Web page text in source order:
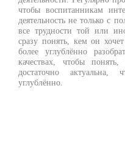
чтобы воспитанникам
деятельность не только с
все трудности той или
сразу понять, кем он
более углублённо
качествах, чтобы
достаточно актуальна,
углублённо.